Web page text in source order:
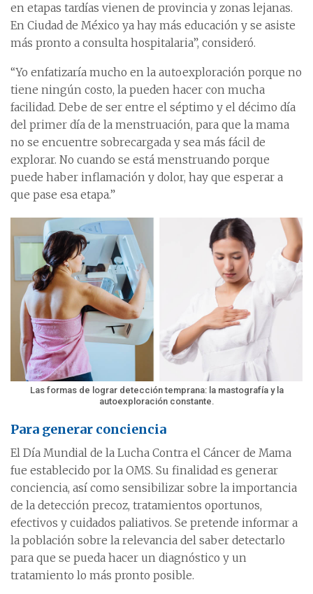
en etapas tardías vienen de provincia y zonas lejanas.
En Ciudad de México ya hay más educación y se asiste
más pronto a consulta hospitalaria”, consideró.
“Yo enfatizaría mucho en la autoexploración porque no
tiene ningún costo, la pueden hacer con mucha
facilidad. Debe de ser entre el séptimo y el décimo día
del primer día de la menstruación, para que la mama
no se encuentre sobrecargada y sea más fácil de
explorar. No cuando se está menstruando porque
puede haber inflamación y dolor, hay que esperar a
que pase esa etapa.”
Las formas de lograr detección temprana: la mastografía y la
autoexploración constante.
Para generar conciencia
El Día Mundial de la Lucha Contra el Cáncer de Mama
fue establecido por la OMS. Su finalidad es generar
conciencia, así como sensibilizar sobre la importancia
de la detección precoz, tratamientos oportunos,
efectivos y cuidados paliativos. Se pretende informar a
la población sobre la relevancia del saber detectarlo
para que se pueda hacer un diagnóstico y un
tratamiento lo más pronto posible.